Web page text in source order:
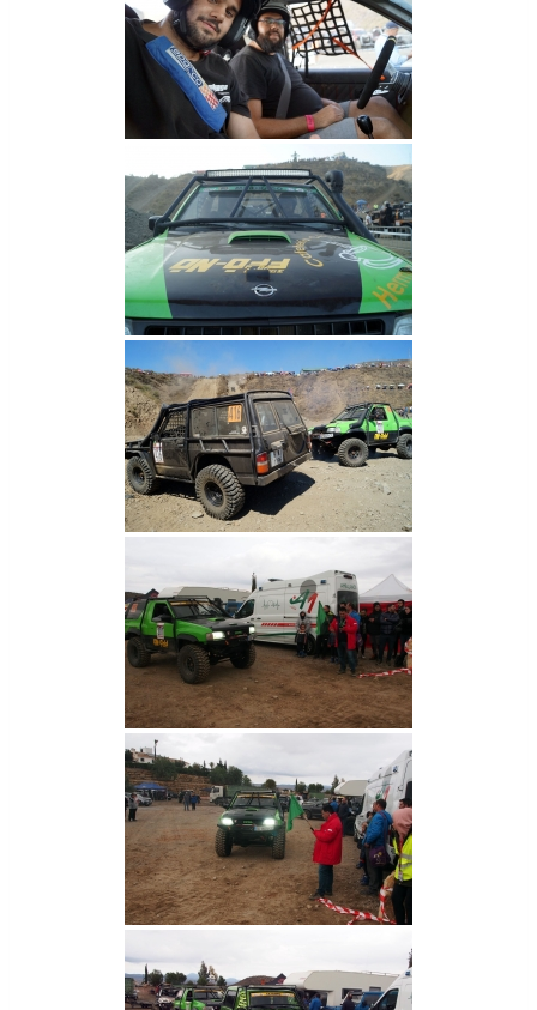
Q
U
E
I
C
I
P
A
E
N
L
C
A
E
X
4
×
,
E
S
T
R
Á
P
R
E
S
E
N
T
E
N